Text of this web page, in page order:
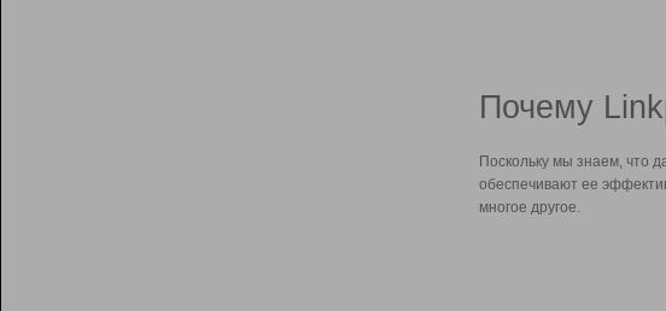
Почему
Поскольку мы знаем, что
обеспечивают ее
многое другое.